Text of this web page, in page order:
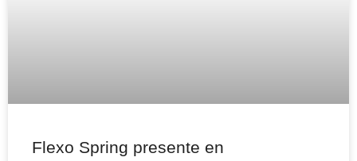
Flexo Spring presente en